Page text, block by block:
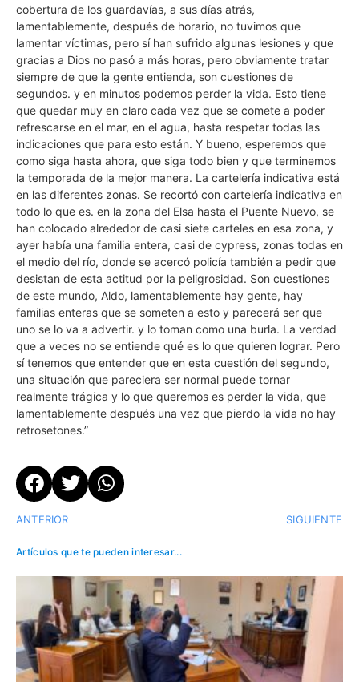
cobertura de los guardavías, a sus días atrás,
lamentablemente, después de horario, no tuvimos que
lamentar víctimas, pero sí han sufrido algunas lesiones y que
gracias a Dios no pasó a más horas, pero obviamente tratar
siempre de que la gente entienda, son cuestiones de
segundos. y en minutos podemos perder la vida. Esto tiene
que quedar muy en claro cada vez que se comete a poder
refrescarse en el mar, en el agua, hasta respetar todas las
indicaciones que para esto están. Y bueno, esperemos que
como siga hasta ahora, que siga todo bien y que terminemos
la temporada de la mejor manera. La cartelería indicativa está
en las diferentes zonas. Se recortó con cartelería indicativa en
todo lo que es. en la zona del Elsa hasta el Puente Nuevo, se
han colocado alrededor de casi siete carteles en esa zona, y
ayer había una familia entera, casi de cypress, zonas todas en
el medio del río, donde se acercó policía también a pedir que
desistan de esta actitud por la peligrosidad. Son cuestiones
de este mundo, Aldo, lamentablemente hay gente, hay
familias enteras que se someten a esto y parecerá ser que
uno se lo va a advertir. y lo toman como una burla. La verdad
que a veces no se entiende qué es lo que quieren lograr. Pero
sí tenemos que entender que en esta cuestión del segundo,
una situación que pareciera ser normal puede tornar
realmente trágica y lo que queremos es perder la vida, que
lamentablemente después una vez que pierdo la vida no hay
retrosetones.”
ANTERIOR SIGUIENTE
Artículos que te pueden interesar...